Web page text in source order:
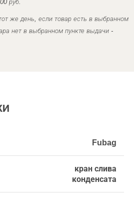
руб.
же день, если товар есть в выбранном
нет в выбранном пункте выдачи -
Fubag
кран слива
конденсата